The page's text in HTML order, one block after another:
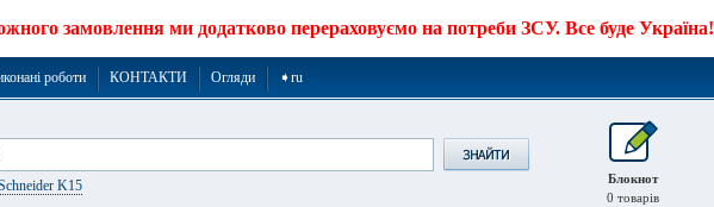
замовлення ми додатково перераховуємо на потреби ЗСУ. Все буде Україна!
роботи КОНТАКТИ Огляди ➧ru
K15
Блокнот
0 товарів